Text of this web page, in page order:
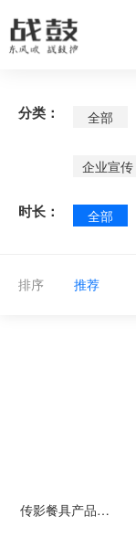
分类： 全部
企业宣传
时长： 全部
排序 推荐
传影餐具产品展示